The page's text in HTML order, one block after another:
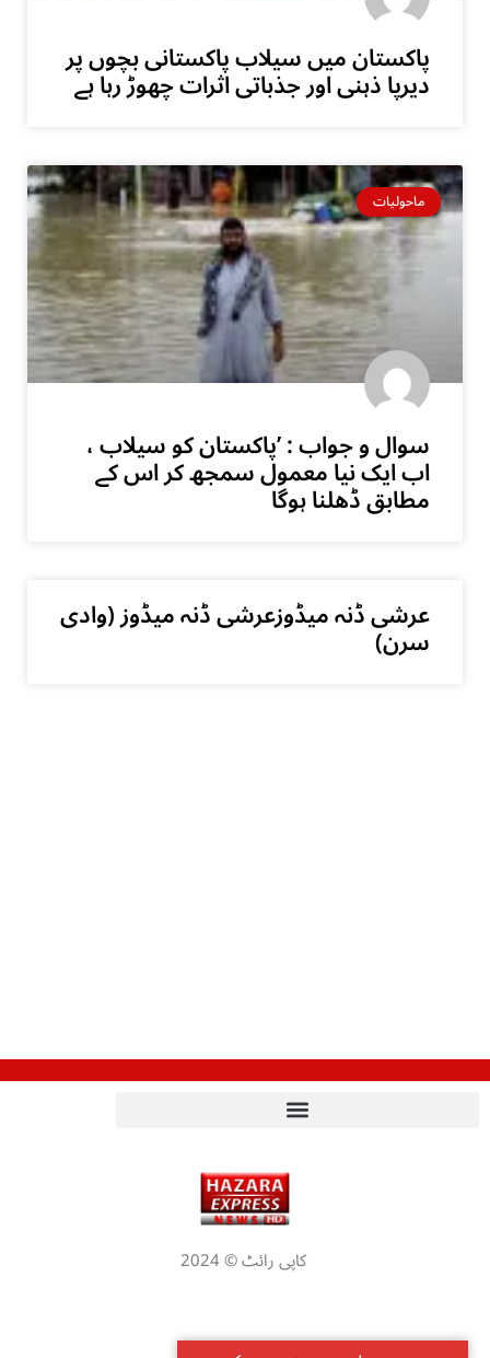
پاکستان میں سیلاب پاکستانی بچوں پر
دیرپا ذہنی اور جذباتی اثرات چھوڑ رہا ہے
ماحولیات
سوال و جواب : ’پاکستان کو سیلاب ،
اب ایک نیا معمول سمجھ کر اس کے
مطابق ڈھلنا ہوگا
عرشی ڈنہ میڈوزعرشی ڈنہ میڈوز (وادی
سرن)
کاپی رائٹ © 2024